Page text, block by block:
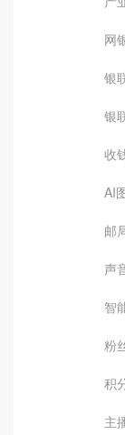
网
银
银
收
AI
邮
声
智
粉
积
主